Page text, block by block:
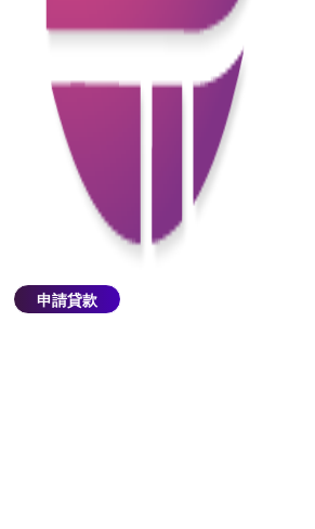
申請貸款
為，可構成詐騙、虛假文書等刑事罪
比較利率和了解各種費用
市面上貸款產品的利息計算方式均
的信貸公司作比較。除了利息，不
手續費或行政費，即是辦理貸款申
用， 為避免出現不必要的費用，所
貸公司了解清楚各項收費。
了解清楚貸款條款